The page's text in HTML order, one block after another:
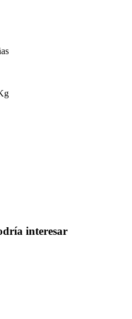
interesar